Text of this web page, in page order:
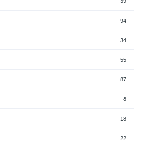
94
34
55
87
8
18
22